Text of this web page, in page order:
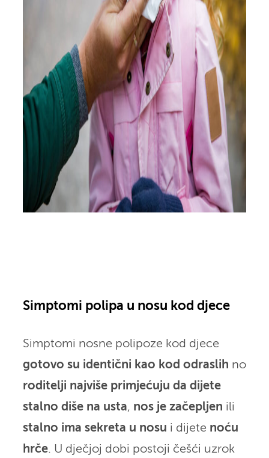
Simptomi polipa u nosu kod djece
Simptomi nosne polipoze kod djece
gotovo su identični kao kod odraslih no
roditelji najviše primjećuju da dijete
stalno diše na usta, nos je začepljen ili
stalno ima sekreta u nosu i dijete noću
hrče. U dječjoj dobi postoji češći uzrok